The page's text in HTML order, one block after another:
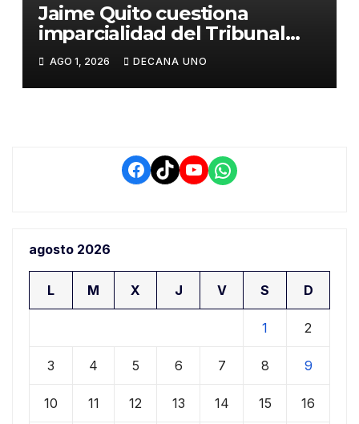
Jaime Quito cuestiona
imparcialidad del Tribunal
Constitucional tras liberación
de Ollanta Humala
AGO 1, 2026 DECANA UNO
Facebook
TikTokYouTube
WhatsApp
agosto 2026
L M X J V S D
1 2
3 4 5 6 7 8 9
10 11 12 13 14 15 16